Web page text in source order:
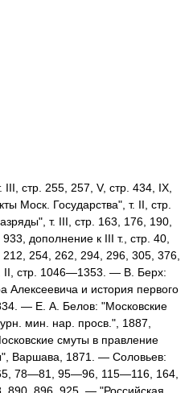
стр. 255, 257, V, стр. 434, IX,
Моск. Государства", т. II, стр.
т. III, стр. 163, 176, 190,
дополнение к III т., стр. 40,
254, 262, 294, 296, 305, 376,
II, стр. 1046—1353. — В. Берх:
Алексеевича и история первого
— Е. А. Белов: "Московские
мин. нар. просв.", 1887,
смуты в правление
Варшава, 1871. — Соловьев:
78—81, 95—96, 115—116, 164,